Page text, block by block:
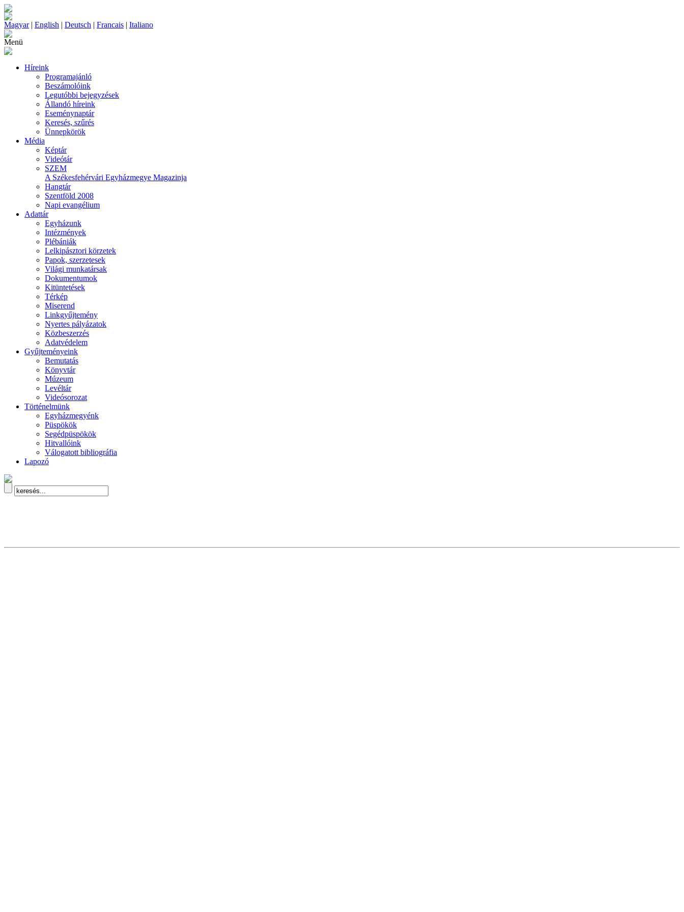
Magyar| English | Deutsch | Francais | Italiano
Menü
Híreink
Programajánló
Beszámolóink
Legutóbbi bejegyzések
Állandó híreink
Eseménynaptár
Keresés, szűrés
Ünnepkörök
Média
Képtár
Videótár
SZEM
A Székesfehérvári Egyházmegye Magazinja
Hangtár
Szentföld 2008
Napi evangélium
Adattár
Egyházunk
Intézmények
Plébániák
Lelkipásztori körzetek
Papok, szerzetesek
Világi munkatársak
Dokumentumok
Kitüntetések
Térkép
Miserend
Linkgyűjtemény
Nyertes pályázatok
Közbeszerzés
Adatvédelem
Gyűjteményeink
Bemutatás
Könyvtár
Múzeum
Levéltár
Videósorozat
Történelmünk
Egyházmegyénk
Püspökök
Segédpüspökök
Hitvallóink
Válogatott bibliográfia
Lapozó